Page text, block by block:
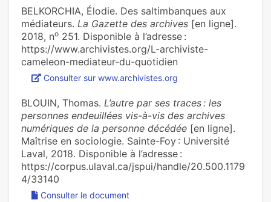
BELKORCHIA, Élodie. Des sal­tim­ban­ques aux
média­teurs. La Gazette des archives [en ligne].
2018, no 251. Disponible à l’adresse :
https://www.archivistes.org/L-archiviste-
cameleon-mediateur-du-quotidien
Consulter sur www.archivistes.org
BLOUIN, Thomas. L’autre par ses traces : les
personnes endeuillées vis-à-vis des archives
numériques de la personne décédée [en ligne].
Maîtrise en sociologie. Sainte-Foy : Université
Laval, 2018. Disponible à l’adresse :
https://corpus.ulaval.ca/jspui/handle/20.500.1179
4/33140
Consulter le document